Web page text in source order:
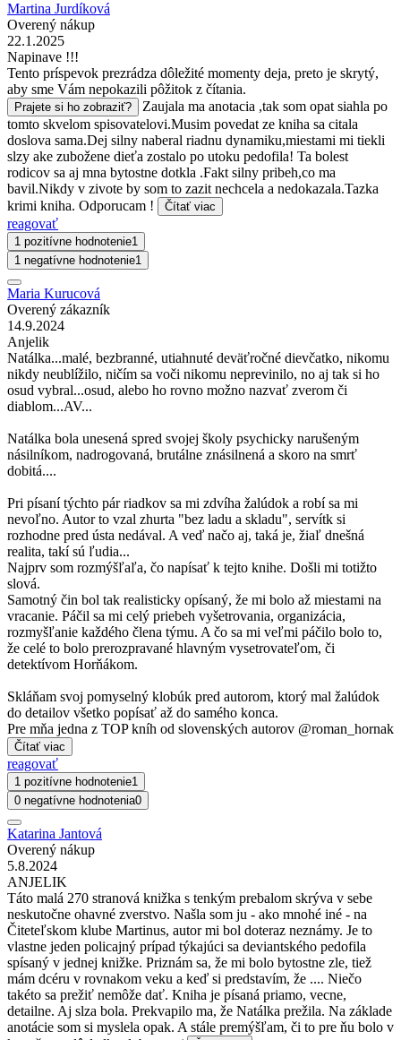
Martina Jurdíková
Overený nákup
22.1.2025
Napinave !!!
Tento príspevok prezrádza dôležité momenty deja, preto je skrytý,
aby sme Vám nepokazili pôžitok z čítania.
Prajete si ho zobraziť?
Zaujala ma anotacia ,tak som opat siahla po
tomto skvelom spisovatelovi.Musim povedat ze kniha sa citala
doslova sama.Dej silny naberal riadnu dynamiku,miestami mi tiekli
slzy ake zubožene dieťa zostalo po utoku pedofila! Ta bolest
rodicov sa aj mna bytostne dotkla .Fakt silny pribeh,co ma
bavil.Nikdy v zivote by som to zazit nechcela a nedokazala.Tazka
krimi kniha. Odporucam !
Čítať viac
reagovať
1 pozitívne hodnotenie1
1 negatívne hodnotenie1
Maria Kurucová
Overený zákazník
14.9.2024
Anjelik
Natálka...malé, bezbranné, utiahnuté deväťročné dievčatko, nikomu
nikdy neublížilo, ničím sa voči nikomu neprevinilo, no aj tak si ho
osud vybral...osud, alebo ho rovno možno nazvať zverom či
diablom...AV...
Natálka bola unesená spred svojej školy psychicky narušeným
násilníkom, nadrogovaná, brutálne znásilnená a skoro na smrť
dobitá....
Pri písaní týchto pár riadkov sa mi zdvíha žalúdok a robí sa mi
nevoľno. Autor to vzal zhurta "bez ladu a skladu", servítk si
rozhodne pred ústa nedával. A veď načo aj, taká je, žiaľ dnešná
realita, takí sú ľudia...
Najprv som rozmýšľaľa, čo napísať k tejto knihe. Došli mi totižto
slová.
Samotný čin bol tak realisticky opísaný, že mi bolo až miestami na
vracanie. Páčil sa mi celý priebeh vyšetrovania, organizácia,
rozmyšľanie každého člena týmu. A čo sa mi veľmi páčilo bolo to,
že celé to bolo prerozpravané hlavným vysetrovateľom, či
detektívom Horňákom.
Skláňam svoj pomyselný klobúk pred autorom, ktorý mal žalúdok
do detailov všetko popísať až do samého konca.
Pre mňa jedna z TOP kníh od slovenských autorov @roman_hornak
Čítať viac
reagovať
1 pozitívne hodnotenie1
0 negatívne hodnotenia0
Katarina Jantová
Overený nákup
5.8.2024
ANJELIK
Táto malá 270 stranová knižka s tenkým prebalom skrýva v sebe
neskutočne ohavné zverstvo. Našla som ju - ako mnohé iné - na
Čiteteľskom klube Martinus, autor mi bol doteraz neznámy. Je to
vlastne jeden policajný prípad týkajúci sa deviantského pedofila
spísaný v jednej knižke. Priznám sa, že mi bolo bytostne zle, tiež
mám dcéru v rovnakom veku a keď si predstavím, že .... Niečo
takéto sa prežiť nemôže dať. Kniha je písaná priamo, vecne,
detailne. Aj slza bola. Prekvapilo ma, že Natálka prežila. Na základe
anotácie som si myslela opak. A stále premýšľam, či to pre ňu bolo v